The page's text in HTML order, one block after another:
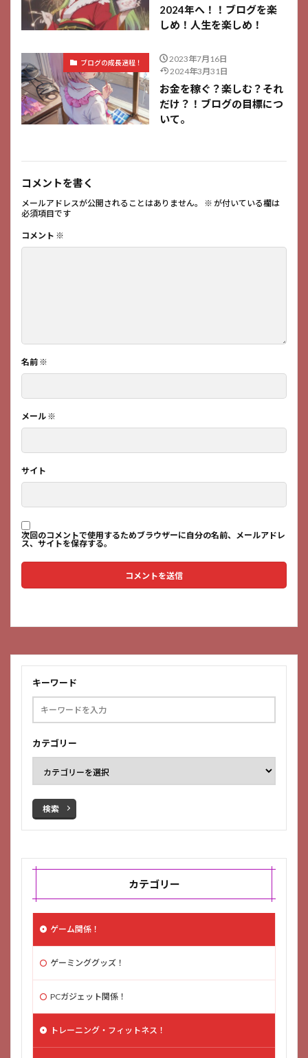
2024年へ！！ブログを楽
しめ！人生を楽しめ！
ブログの成長過程！
2023年7月16日
2024年3月31日
お金を稼ぐ？楽しむ？それ
だけ？！ブログの目標につ
いて。
コメントを書く
メールアドレスが公開されることはありません。 ※ が付いている欄は
必須項目です
コメント ※
名前 ※
メール ※
サイト
次回のコメントで使用するためブラウザーに自分の名前、メールアドレ
ス、サイトを保存する。
キーワード
カテゴリー
検索
カテゴリー
ゲーム関係！
ゲーミンググッズ！
PCガジェット関係！
トレーニング・フィットネス！